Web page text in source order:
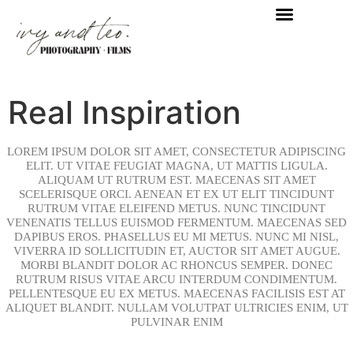
Real Inspiration
LOREM IPSUM DOLOR SIT AMET, CONSECTETUR ADIPISCING
ELIT. UT VITAE FEUGIAT MAGNA, UT MATTIS LIGULA.
ALIQUAM UT RUTRUM EST. MAECENAS SIT AMET
SCELERISQUE ORCI. AENEAN ET EX UT ELIT TINCIDUNT
RUTRUM VITAE ELEIFEND METUS. NUNC TINCIDUNT
VENENATIS TELLUS EUISMOD FERMENTUM. MAECENAS SED
DAPIBUS EROS. PHASELLUS EU MI METUS. NUNC MI NISL,
VIVERRA ID SOLLICITUDIN ET, AUCTOR SIT AMET AUGUE.
MORBI BLANDIT DOLOR AC RHONCUS SEMPER. DONEC
RUTRUM RISUS VITAE ARCU INTERDUM CONDIMENTUM.
PELLENTESQUE EU EX METUS. MAECENAS FACILISIS EST AT
ALIQUET BLANDIT. NULLAM VOLUTPAT ULTRICIES ENIM, UT
PULVINAR ENIM